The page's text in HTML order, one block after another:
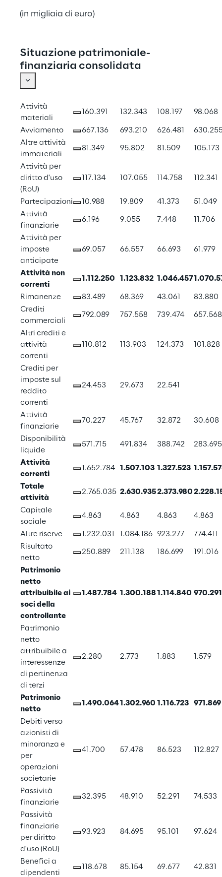
(in migliaia di euro)
Situazione patrimoniale-
finanziaria consolidata
Attività
materiali
160.391 132.343 108.197 98.068
Avviamento 667.136 693.210 626.481
Altre attività
immateriali
81.349 95.802 81.509 105.173
Attività per
diritto d'uso
(RoU)
117.134 107.055 114.758 112.341
Partecipazioni 10.988 19.809 41.373
51.049
Attività
finanziarie
6.196 9.055 7.448 11.706
Attività per
imposte
anticipate
69.057 66.557 66.693 61.979
Attività non
correnti
1.112.250 1.123.832 1.046.457
Rimanenze 83.489 68.369 43.061
83.880
Crediti
commerciali
792.089 757.558 739.474 657.568
Altri crediti e
attività
correnti
110.812 113.903 124.373 101.828
Crediti per
imposte sul
reddito
correnti
24.453 29.673 22.541
Attività
finanziarie
70.227 45.767 32.872 30.608
Disponibilità
liquide
571.715 491.834 388.742 283.695
Attività
correnti
1.652.784 1.507.103 1.327.523
Totale
attività
2.765.035 2.630.9352.373.980
Capitale
sociale
4.863 4.863 4.863 4.863
Altre riserve 1.232.031 1.084.186 923.277
774.411
Risultato
netto
250.889 211.138 186.699 191.016
Patrimonio
netto
attribuibile ai
soci della
controllante
1.487.784 1.300.1881.114.840 970.291
Patrimonio
netto
attribuibile a
interessenze
di pertinenza
di terzi
2.280 2.773 1.883 1.579
Patrimonio
netto
1.490.0641.302.960 1.116.723 971.869
Debiti verso
azionisti di
minoranza e
per
operazioni
societarie
41.700 57.478 86.523 112.827
Passività
finanziarie
32.395 48.910 52.291 74.533
Passività
finanziarie
per diritto
d'uso (RoU)
93.923 84.695 95.101 97.624
Benefici a
dipendenti
118.678 85.154 69.677 42.831